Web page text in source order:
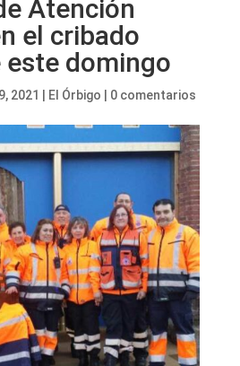
Atención
el cribado
este domingo
2021 El Órbigo 0 comentarios